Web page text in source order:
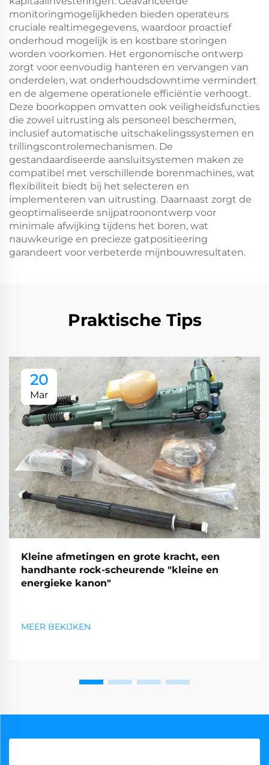
monitoringmogelijkheden bieden operateurs
cruciale realtimegegevens, waardoor proactief
onderhoud mogelijk is en kostbare storingen
worden voorkomen. Het ergonomische ontwerp
zorgt voor eenvoudig hanteren en vervangen van
onderdelen, wat onderhoudsdowntime vermindert
en de algemene operationele efficiëntie verhoogt.
Deze boorkoppen omvatten ook veiligheidsfuncties
die zowel uitrusting als personeel beschermen,
inclusief automatische uitschakelingssystemen en
trillingscontrolemechanismen. De
gestandaardiseerde aansluitsystemen maken ze
compatibel met verschillende borenmachines, wat
flexibiliteit biedt bij het selecteren en
implementeren van uitrusting. Daarnaast zorgt de
geoptimaliseerde snijpatroonontwerp voor
minimale afwijking tijdens het boren, wat
nauwkeurige en precieze gatpositieering
garandeert voor verbeterde mijnbouwresultaten.
Praktische Tips
20
Mar
Kleine afmetingen en grote kracht, een
handhante rock-scheurende "kleine en
energieke kanon"
MEER BEKIJKEN